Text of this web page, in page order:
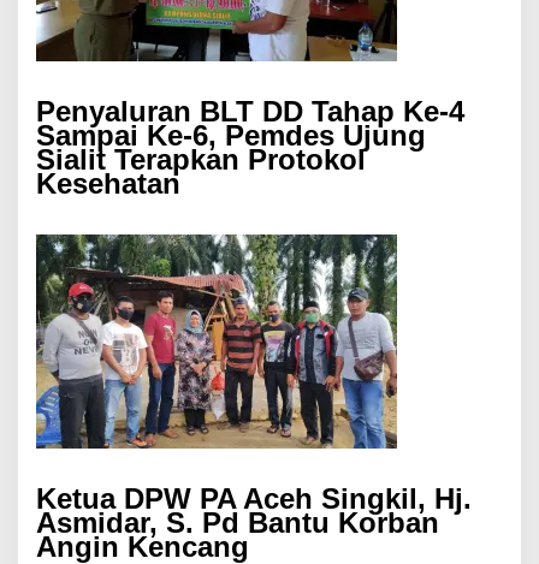
Penyaluran BLT DD Tahap Ke-4
Sampai Ke-6, Pemdes Ujung
Sialit Terapkan Protokol
Kesehatan
Ketua DPW PA Aceh Singkil, Hj.
Asmidar, S. Pd Bantu Korban
Angin Kencang